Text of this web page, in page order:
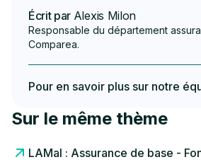
Écrit par Alexis Milon
Responsable du département
Comparea.
Pour en savoir plus sur notre
Sur le même thème
LAMal : Assurance de base -